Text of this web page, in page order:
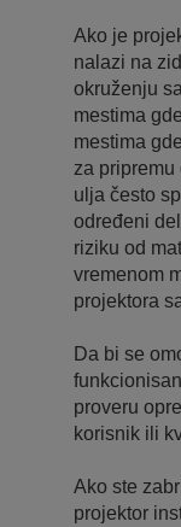
Ako je
nalazi na
okruženju
mestima
mestima
za
ulja često
određeni
riziku od
vremenom
projektora
Da bi se
proveru
korisnik ili
Ako ste
projektor